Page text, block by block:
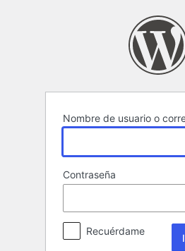
Nombre de usuario o
Contraseña
Recuérdame